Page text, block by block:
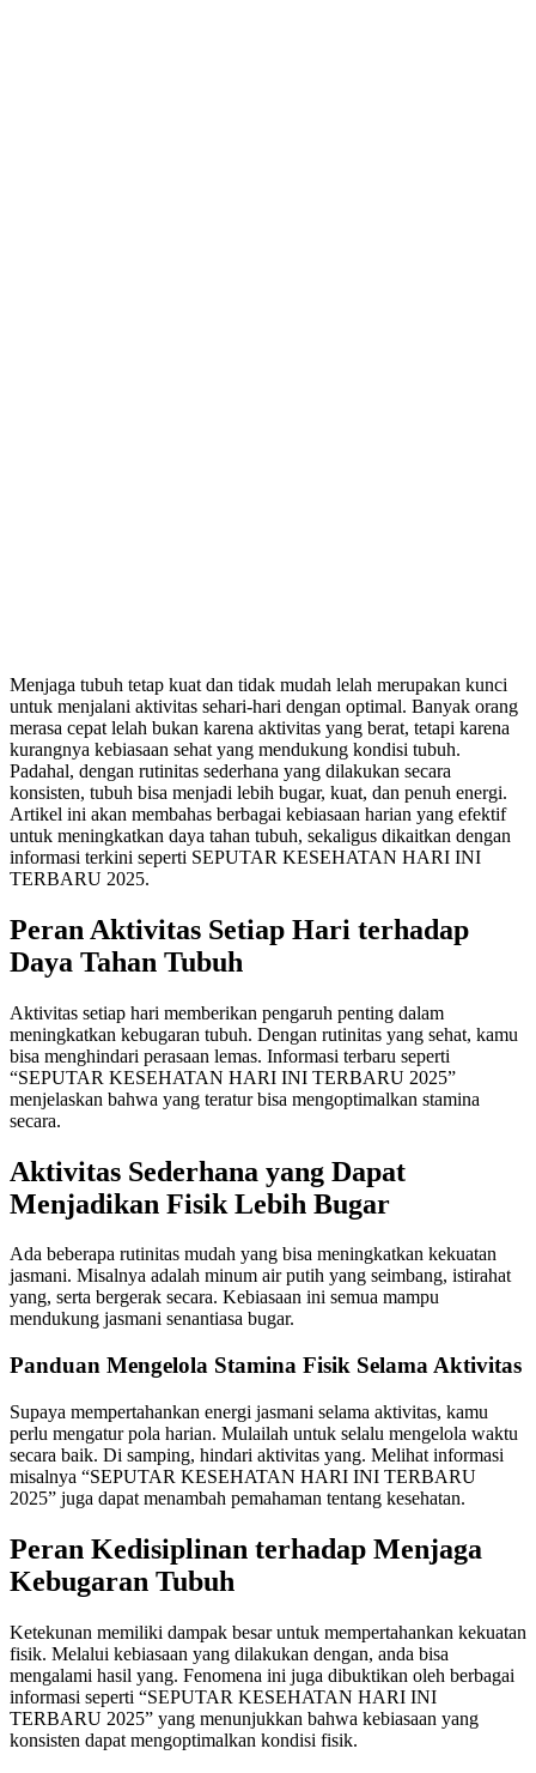
Menjaga tubuh tetap kuat dan tidak mudah lelah merupakan kunci
untuk menjalani aktivitas sehari-hari dengan optimal. Banyak orang
merasa cepat lelah bukan karena aktivitas yang berat, tetapi karena
kurangnya kebiasaan sehat yang mendukung kondisi tubuh.
Padahal, dengan rutinitas sederhana yang dilakukan secara
konsisten, tubuh bisa menjadi lebih bugar, kuat, dan penuh energi.
Artikel ini akan membahas berbagai kebiasaan harian yang efektif
untuk meningkatkan daya tahan tubuh, sekaligus dikaitkan dengan
informasi terkini seperti SEPUTAR KESEHATAN HARI INI
TERBARU 2025.
Peran Aktivitas Setiap Hari terhadap
Daya Tahan Tubuh
Aktivitas setiap hari memberikan pengaruh penting dalam
meningkatkan kebugaran tubuh. Dengan rutinitas yang sehat, kamu
bisa menghindari perasaan lemas. Informasi terbaru seperti
“SEPUTAR KESEHATAN HARI INI TERBARU 2025”
menjelaskan bahwa yang teratur bisa mengoptimalkan stamina
secara.
Aktivitas Sederhana yang Dapat
Menjadikan Fisik Lebih Bugar
Ada beberapa rutinitas mudah yang bisa meningkatkan kekuatan
jasmani. Misalnya adalah minum air putih yang seimbang, istirahat
yang, serta bergerak secara. Kebiasaan ini semua mampu
mendukung jasmani senantiasa bugar.
Panduan Mengelola Stamina Fisik Selama Aktivitas
Supaya mempertahankan energi jasmani selama aktivitas, kamu
perlu mengatur pola harian. Mulailah untuk selalu mengelola waktu
secara baik. Di samping, hindari aktivitas yang. Melihat informasi
misalnya “SEPUTAR KESEHATAN HARI INI TERBARU
2025” juga dapat menambah pemahaman tentang kesehatan.
Peran Kedisiplinan terhadap Menjaga
Kebugaran Tubuh
Ketekunan memiliki dampak besar untuk mempertahankan kekuatan
fisik. Melalui kebiasaan yang dilakukan dengan, anda bisa
mengalami hasil yang. Fenomena ini juga dibuktikan oleh berbagai
informasi seperti “SEPUTAR KESEHATAN HARI INI
TERBARU 2025” yang menunjukkan bahwa kebiasaan yang
konsisten dapat mengoptimalkan kondisi fisik.